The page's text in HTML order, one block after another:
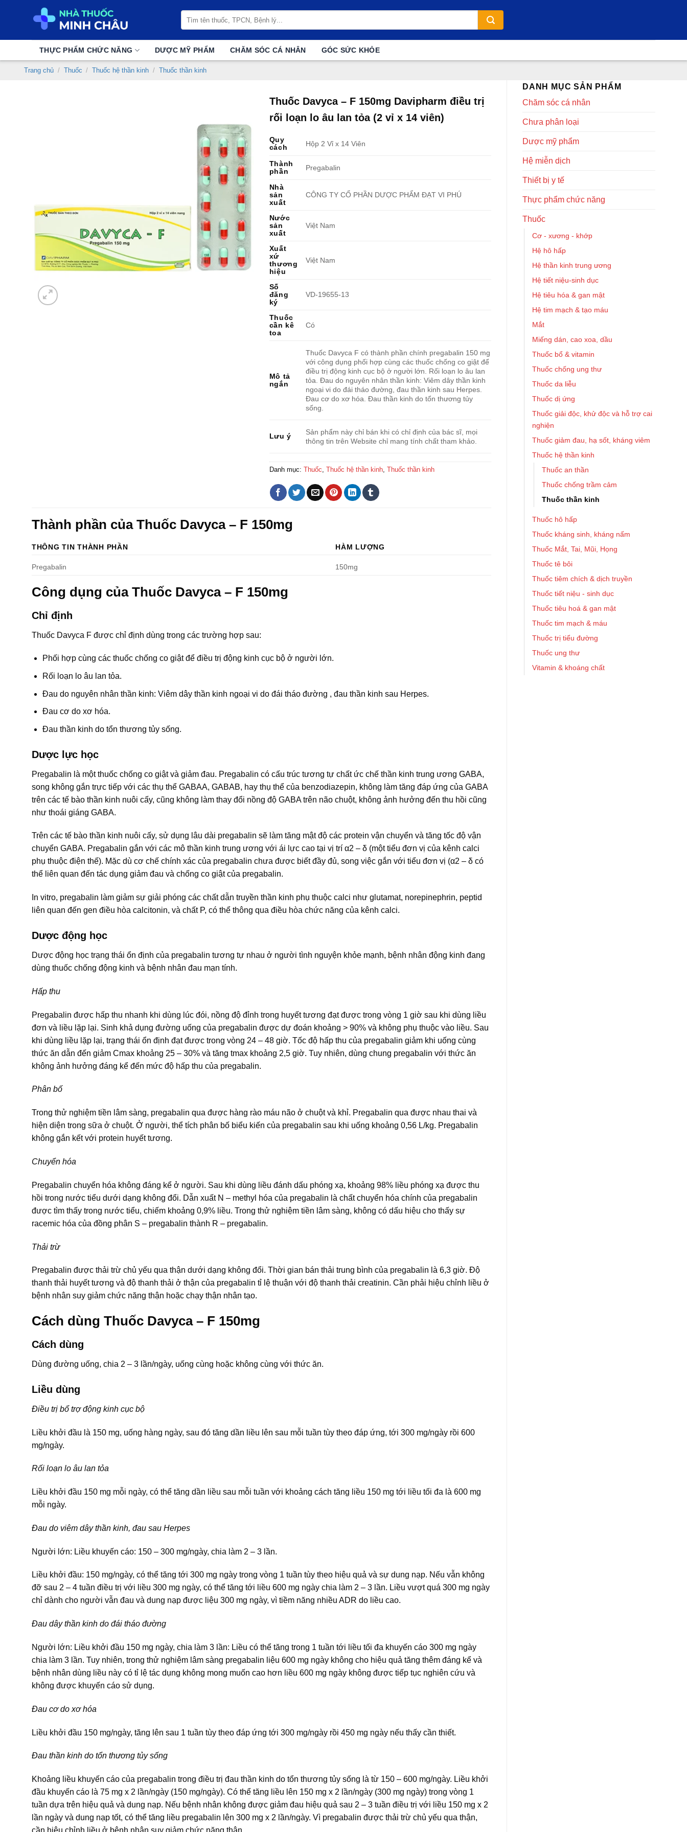
kiếm:
THỰC PHẨM CHỨC NĂNG DƯỢC MỸ PHẨM CHĂM SÓC CÁ NHÂN GÓC SỨC KHỎE
Trang chủ / Thuốc / Thuốc hệ thần kinh / Thuốc thần kinh
DANH MỤC SẢN PHẨM
Chăm sóc cá nhân
Chưa phân loại
Dược mỹ phẩm
Hệ miễn dịch
Thiết bị y tế
Thực phẩm chức năng
Thuốc
Cơ - xương - khớp
Hệ hô hấp
Hệ thần kinh trung ương
Hệ tiết niệu-sinh dục
Hệ tiêu hóa & gan mật
Hệ tim mạch & tạo máu
Mắt
Miếng dán, cao xoa, dầu
Thuốc bổ & vitamin
Thuốc chống ung thư
Thuốc da liễu
Thuốc dị ứng
Thuốc giải độc, khử độc và hỗ trợ cai
nghiện
Thuốc giảm đau, hạ sốt, kháng viêm
Thuốc hệ thần kinh
Thuốc an thần
Thuốc chống trầm cảm
Thuốc thần kinh
Thuốc hô hấp
Thuốc kháng sinh, kháng nấm
Thuốc Mắt, Tai, Mũi, Họng
Thuốc tê bôi
Thuốc tiêm chích & dịch truyền
Thuốc tiết niệu - sinh dục
Thuốc tiêu hoá & gan mật
Thuốc tim mạch & máu
Thuốc trị tiểu đường
Thuốc ung thư
Vitamin & khoáng chất
Thuốc Davyca – F 150mg Davipharm điều trị
rối loạn lo âu lan tỏa (2 vỉ x 14 viên)
Quy
cách
Hộp 2 Vỉ x 14 Viên
Thành
phần
Pregabalin
Nhà
sản
xuất
CÔNG TY CỔ PHẦN DƯỢC PHẨM ĐẠT VI PHÚ
Nước
sản
xuất
Việt Nam
Xuất
xứ
thương
hiệu
Việt Nam
Số
đăng
ký
VD-19655-13
Thuốc
cần kê
toa
Có
Mô tả
ngắn
Thuốc Davyca F có thành phần chính pregabalin 150 mg
với công dụng phối hợp cùng các thuốc chống co giật để
điều trị động kinh cục bộ ở người lớn. Rối loạn lo âu lan
tỏa. Đau do nguyên nhân thần kinh: Viêm dây thần kinh
ngoại vi do đái tháo đường, đau thần kinh sau Herpes.
Đau cơ do xơ hóa. Đau thần kinh do tổn thương tủy
sống.
Lưu ý
Sản phẩm này chỉ bán khi có chỉ định của bác sĩ, mọi
thông tin trên Website chỉ mang tính chất tham khảo.
Danh mục: Thuốc, Thuốc hệ thần kinh, Thuốc thần kinh
Thành phần của Thuốc Davyca – F 150mg
THÔNG TIN THÀNH PHẦN HÀM LƯỢNG
Pregabalin 150mg
Công dụng của Thuốc Davyca – F 150mg
Chỉ định
Thuốc Davyca F được chỉ định dùng trong các trường hợp sau:
Phối hợp cùng các thuốc chống co giật để điều trị động kinh cục bộ ở người lớn.
Rối loạn lo âu lan tỏa.
Đau do nguyên nhân thần kinh: Viêm dây thần kinh ngoại vi do đái tháo đường , đau thần kinh sau Herpes.
Đau cơ do xơ hóa.
Đau thần kinh do tổn thương tủy sống.
Dược lực học
Pregabalin là một thuốc chống co giật và giảm đau. Pregabalin có cấu trúc tương tự chất ức chế thần kinh trung ương GABA,
song không gắn trực tiếp với các thụ thể GABAA, GABAB, hay thụ thể của benzodiazepin, không làm tăng đáp ứng của GABA
trên các tế bào thần kinh nuôi cấy, cũng không làm thay đổi nồng độ GABA trên não chuột, không ảnh hưởng đến thu hồi cũng
như thoái giáng GABA.
Trên các tế bào thần kinh nuôi cấy, sử dụng lâu dài pregabalin sẽ làm tăng mật độ các protein vận chuyển và tăng tốc độ vận
chuyển GABA. Pregabalin gắn với các mô thần kinh trung ương với ái lực cao tại vị trí α2 – δ (một tiểu đơn vị của kênh calci
phụ thuộc điện thế). Mặc dù cơ chế chính xác của pregabalin chưa được biết đầy đủ, song việc gắn với tiểu đơn vị (α2 – δ có
thể liên quan đến tác dụng giảm đau và chống co giật của pregabalin.
In vitro, pregabalin làm giảm sự giải phóng các chất dẫn truyền thần kinh phụ thuộc calci như glutamat, norepinephrin, peptid
liên quan đến gen điều hòa calcitonin, và chất P, có thể thông qua điều hòa chức năng của kênh calci.
Dược động học
Dược động học trạng thái ổn định của pregabalin tương tự nhau ở người tình nguyện khỏe mạnh, bệnh nhân động kinh đang
dùng thuốc chống động kinh và bệnh nhân đau mạn tính.
Hấp thu
Pregabalin được hấp thu nhanh khi dùng lúc đói, nồng độ đỉnh trong huyết tương đạt được trong vòng 1 giờ sau khi dùng liều
đơn và liều lặp lại. Sinh khả dụng đường uống của pregabalin được dự đoán khoảng > 90% và không phụ thuộc vào liều. Sau
khi dùng liều lặp lại, trạng thái ổn định đạt được trong vòng 24 – 48 giờ. Tốc độ hấp thu của pregabalin giảm khi uống cùng
thức ăn dẫn đến giảm Cmax khoảng 25 – 30% và tăng tmax khoảng 2,5 giờ. Tuy nhiên, dùng chung pregabalin với thức ăn
không ảnh hưởng đáng kể đến mức độ hấp thu của pregabalin.
Phân bố
Trong thử nghiệm tiền lâm sàng, pregabalin qua được hàng rào máu não ở chuột và khỉ. Pregabalin qua được nhau thai và
hiện diện trong sữa ở chuột. Ở người, thể tích phân bố biểu kiến của pregabalin sau khi uống khoảng 0,56 L/kg. Pregabalin
không gắn kết với protein huyết tương.
Chuyển hóa
Pregabalin chuyển hóa không đáng kể ở người. Sau khi dùng liều đánh dấu phóng xạ, khoảng 98% liều phóng xạ được thu
hồi trong nước tiểu dưới dạng không đổi. Dẫn xuất N – methyl hóa của pregabalin là chất chuyển hóa chính của pregabalin
được tìm thấy trong nước tiểu, chiếm khoảng 0,9% liều. Trong thử nghiệm tiền lâm sàng, không có dấu hiệu cho thấy sự
racemic hóa của đồng phân S – pregabalin thành R – pregabalin.
Thải trừ
Pregabalin được thải trừ chủ yếu qua thận dưới dạng không đổi. Thời gian bán thải trung bình của pregabalin là 6,3 giờ. Độ
thanh thải huyết tương và độ thanh thải ở thận của pregabalin tỉ lệ thuận với độ thanh thải creatinin. Cần phải hiệu chỉnh liều ở
bệnh nhân suy giảm chức năng thận hoặc chạy thận nhân tạo.
Cách dùng Thuốc Davyca – F 150mg
Cách dùng
Dùng đường uống, chia 2 – 3 lần/ngày, uống cùng hoặc không cùng với thức ăn.
Liều dùng
Điều trị bổ trợ động kinh cục bộ
Liều khởi đầu là 150 mg, uống hàng ngày, sau đó tăng dần liều lên sau mỗi tuần tùy theo đáp ứng, tới 300 mg/ngày rồi 600
mg/ngày.
Rối loạn lo âu lan tỏa
Liều khởi đầu 150 mg mỗi ngày, có thể tăng dần liều sau mỗi tuần với khoảng cách tăng liều 150 mg tới liều tối đa là 600 mg
mỗi ngày.
Đau do viêm dây thần kinh, đau sau Herpes
Người lớn: Liều khuyến cáo: 150 – 300 mg/ngày, chia làm 2 – 3 lần.
Liều khởi đầu: 150 mg/ngày, có thể tăng tới 300 mg ngày trong vòng 1 tuần tùy theo hiệu quả và sự dung nạp. Nếu vẫn không
đỡ sau 2 – 4 tuần điều trị với liều 300 mg ngày, có thể tăng tới liều 600 mg ngày chia làm 2 – 3 lần. Liều vượt quá 300 mg ngày
chỉ dành cho người vẫn đau và dung nạp được liệu 300 mg ngày, vì tiềm năng nhiều ADR do liều cao.
Đau dây thần kinh do đái tháo đường
Người lớn: Liều khởi đầu 150 mg ngày, chia làm 3 lần: Liều có thể tăng trong 1 tuần tới liều tối đa khuyến cáo 300 mg ngày
chia làm 3 lần. Tuy nhiên, trong thử nghiệm lâm sàng pregabalin liệu 600 mg ngày không cho hiệu quả tăng thêm đáng kể và
bệnh nhân dùng liều này có tỉ lệ tác dụng không mong muốn cao hơn liều 600 mg ngày không được tiếp tục nghiên cứu và
không được khuyến cáo sử dụng.
Đau cơ do xơ hóa
Liều khởi đầu 150 mg/ngày, tăng lên sau 1 tuần tùy theo đáp ứng tới 300 mg/ngày rồi 450 mg ngày nếu thấy cần thiết.
Đau thần kinh do tổn thương tủy sống
Khoảng liều khuyến cáo của pregabalin trong điều trị đau thần kinh do tổn thương tủy sống là từ 150 – 600 mg/ngày. Liều khởi
đầu khuyến cáo là 75 mg x 2 lần/ngày (150 mg/ngày). Có thể tăng liều lên 150 mg x 2 lần/ngày (300 mg ngày) trong vòng 1
tuần dựa trên hiệu quả và dung nạp. Nếu bệnh nhân không được giảm đau hiệu quả sau 2 – 3 tuần điều trị với liều 150 mg x 2
lần ngày và dung nạp tốt, có thể tăng liều pregabalin lên 300 mg x 2 lần/ngày. Vì pregabalin được thải trừ chủ yếu qua thận,